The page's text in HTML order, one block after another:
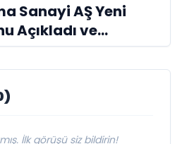
Sanayi AŞ Yeni
Açıkladı ve
Küresel Vizyon
İlk görüşü siz bildirin!